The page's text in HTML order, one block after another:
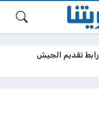
رابط تقديم الجيش